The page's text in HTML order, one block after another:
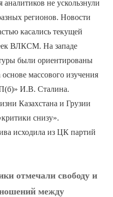
не ускользнули
регионов. Новости
касались текущей
ВЛКСМ. На западе
были ориентированы
массового изучения
И.В. Сталина.
Казахстана и Грузии
снизу».
исходила из ЦК партий
отмечали свободу и
между